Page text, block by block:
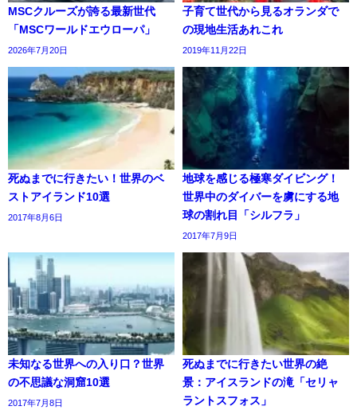
MSCクルーズが誇る最新世代
「MSCワールドエウローパ」
2026年7月20日
子育て世代から見るオランダで
の現地生活あれこれ
2019年11月22日
死ぬまでに行きたい！世界のベ
ストアイランド10選
2017年8月6日
地球を感じる極寒ダイビング！
世界中のダイバーを虜にする地
球の割れ目「シルフラ」
2017年7月9日
未知なる世界への入り口？世界
の不思議な洞窟10選
2017年7月8日
死ぬまでに行きたい世界の絶
景：アイスランドの滝「セリャ
ラントスフォス」